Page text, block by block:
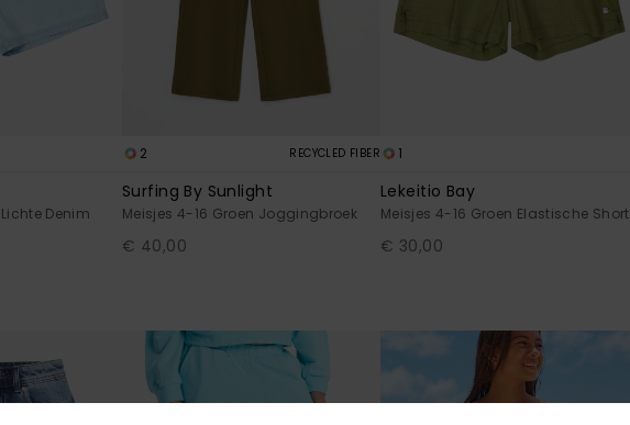
Denim
2 RECYCLED FIBER
Surfing By Sunlight
Meisjes 4-16 Groen Joggingbroek
€ 40,00
1
Lekeitio Bay
Meisjes 4-16 Groen Elastische Short
€ 30,00